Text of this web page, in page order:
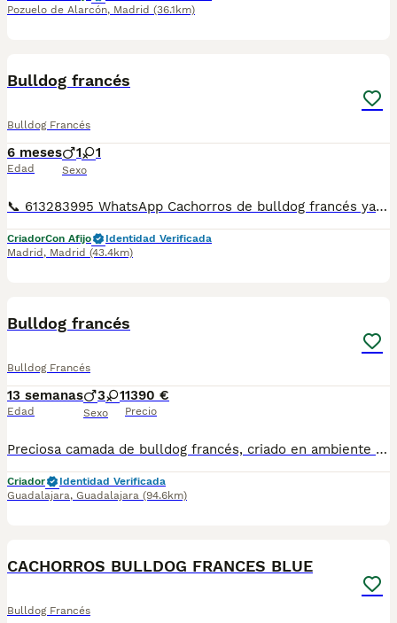
Pozuelo de Alarcón, Madrid (36.1km)
Bulldog francés
Bulldog Francés
6 meses
Edad
1 1
Sexo
📞 613283995 WhatsApp Cachorros de bulldog francés ya veis en las fotos lo guapos que son , el precio que pone en el anuncio es de la reserva no del cachorro . Entregamos nuestros pequeños cachorritos con todas las garantías y cuidados necesarios , disponemos de núcleo zoológico para crianza y venta de nuestros cachorros . ✅Desparasitaciones y vacunas correspondientes a su edad . ✅Cartilla de vacunación . ✅Revisiones veterinarias . ✅Garantías víricas de 15 días . ✅Garantías genéticas de un año . Seriedad , confianza y bienestar animal son nuestra prioridad . También ofrecemos transporte propio para nuestros pequeños cachorros a toda la península , el pago lo podéis hacer contra reembolso . (con coste adicional) . Mandamos a toda España . Disponemos de varias razas Si no esta la raza que queréis llámanos , intentaremos encontrártela , trabajamos con los mejores criadores de España .
CriadorCon Afijo
Identidad Verificada
Madrid , Madrid (43.4km)
Bulldog francés
Bulldog Francés
13 semanas
Edad
3 1
Sexo
1390 €
Precio
Preciosa camada de bulldog francés, criado en ambiente familiar, se entrega con toda la documentación en regla, pasaporte veterinario, microchip, contrato, factura iva incluido, se regala saquito de pienso, garantía y honestidad
Criador
Identidad Verificada
Guadalajara, Guadalajara (94.6km)
CACHORROS BULLDOG FRANCES BLUE
Bulldog Francés